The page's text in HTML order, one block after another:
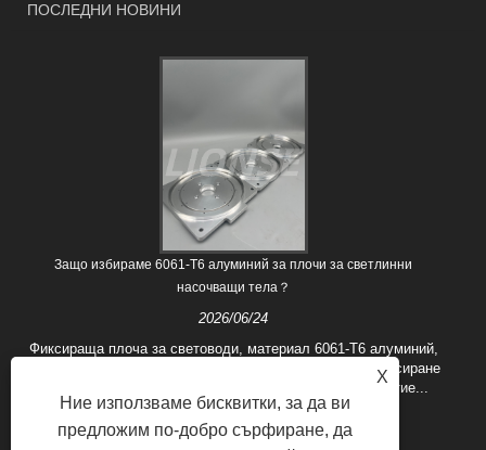
ПОСЛЕДНИ НОВИНИ
Защо избираме 6061-T6 алуминий за плочи за светлинни
насочващи тела？
2026/06/24
Фиксираща плоча за световоди, материал 6061-T6 алуминий,
обработен с CNC, покритие с четка, използва се за фиксиране
на световоди по време на процеса на вакуумно покритие...
X
Ние използваме бисквитки, за да ви
предложим по-добро сърфиране, да